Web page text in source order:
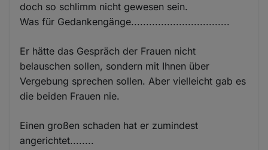
doch so schlimm nicht gewesen sein.
Was für Gedankengänge.................................
Er hätte das Gespräch der Frauen nicht
belauschen sollen, sondern mit Ihnen über
Vergebung sprechen sollen. Aber vielleicht gab es
die beiden Frauen nie.
Einen großen schaden hat er zumindest
angerichtet........